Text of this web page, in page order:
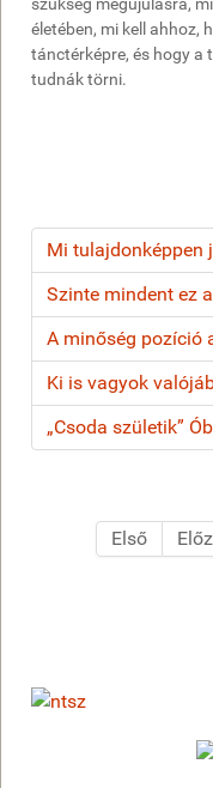
életében, mi kell ahhoz,
tánctérképre, és hogy a
tudnák törni.
Mi tulajdonképpen
Szinte mindent ez
A minőség pozíció
Ki is vagyok
„Csoda születik”
Első